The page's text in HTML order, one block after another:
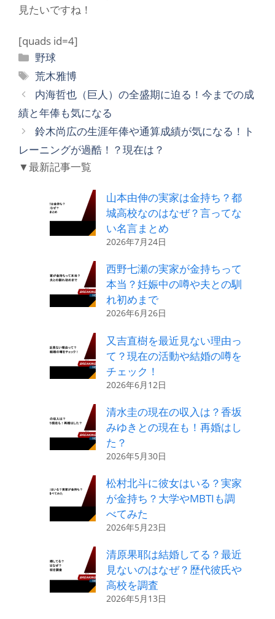
見たいですね！
[quads id=4]
カ
テ
ゴ
リ
ー
野球
タ
グ
荒木雅博
内海哲也（巨人）の全盛期に迫る！今までの成
績と年俸も気になる
鈴木尚広の生涯年俸や通算成績が気になる！ト
レーニングが過酷！？現在は？
▼最新記事一覧
山本由伸の実家は金持ち？都
城高校なのはなぜ？言ってな
い名言まとめ
2026年7月24日
西野七瀬の実家が金持ちって
本当？妊娠中の噂や夫との馴
れ初めまで
2026年6月26日
又吉直樹を最近見ない理由っ
て？現在の活動や結婚の噂を
チェック！
2026年6月12日
清水圭の現在の収入は？香坂
みゆきとの現在も！再婚はし
た？
2026年5月30日
松村北斗に彼女はいる？実家
が金持ち？大学やMBTIも調
べてみた
2026年5月23日
清原果耶は結婚してる？最近
見ないのはなぜ？歴代彼氏や
高校を調査
2026年5月13日